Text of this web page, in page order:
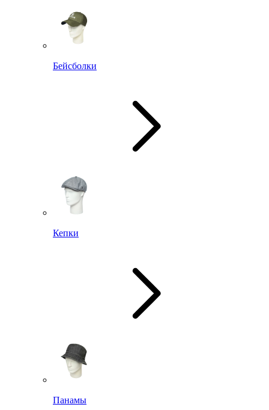
Бейсболки
Кепки
Панамы